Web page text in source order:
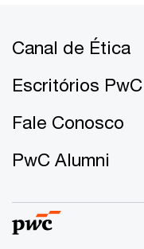
Canal de Ética
Escritórios
Fale Conosco
PwC Alumni